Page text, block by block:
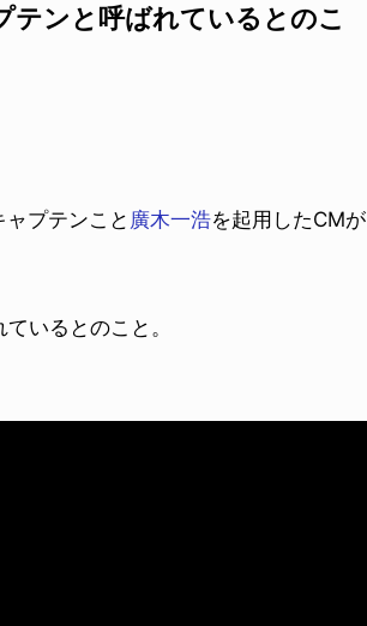
テンと呼ばれているとのこ
ャプテンこと 廣木一浩を起用したCMが
いるとのこと。